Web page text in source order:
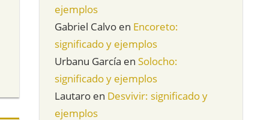
ejemplos
Gabriel Calvo en Encoreto:
significado y ejemplos
Urbanu García enSolocho:
significado y ejemplos
Lautaro en Desvivir: significado y
ejemplos